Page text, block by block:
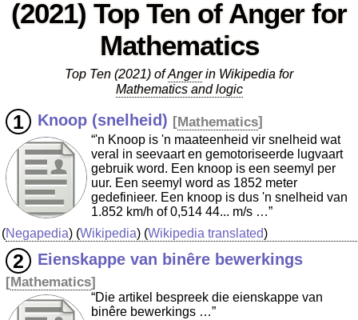
(2021) Top Ten of Anger for
Mathematics
Top Ten (2021) ofAngerin Wikipedia for
Mathematics and logic
Knoop (snelheid) [Mathematics]
“'n Knoop is 'n maateenheid vir snelheid wat
veral in seevaart en gemotoriseerde lugvaart
gebruik word. Een knoop is een seemyl per
uur. Een seemyl word as 1852 meter
gedefinieer. Een knoop is dus 'n snelheid van
1.852 km/h of 0,514 44... m/s …”
(Negapedia) (Wikipedia) (Wikipedia translated)
Eienskappe van binêre bewerkings
[Mathematics]
“Die artikel bespreek die eienskappe van
binêre bewerkings …”